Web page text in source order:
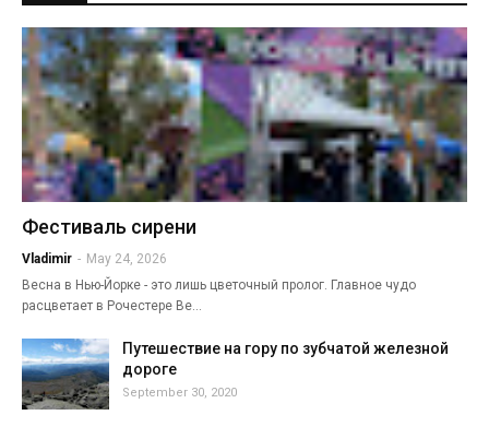
Фестиваль сирени
Vladimir - May 24, 2026
Весна в Нью-Йорке - это лишь цветочный пролог. Главное чудо
расцветает в Рочестере Ве…
Путешествие на гору по зубчатой железной
дороге
September 30, 2020